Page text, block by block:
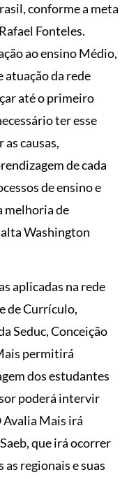
conforme a meta
Fonteles.
ao ensino Médio,
atuação da rede
até o primeiro
ter esse
causas,
de cada
de ensino e
melhoria de
Washington
aplicadas na rede
de Currículo,
Seduc, Conceição
permitirá
dos estudantes
poderá intervir
Avalia Mais irá
que irá ocorrer
regionais e suas